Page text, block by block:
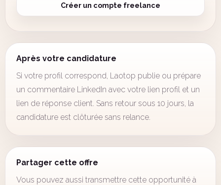
Créer un compte freelance
Après votre candidature
Si votre profil correspond, Laotop publie ou prépare
un commentaire LinkedIn avec votre lien profil et un
lien de réponse client. Sans retour sous 10 jours, la
candidature est clôturée sans relance.
Partager cette offre
Vous pouvez aussi transmettre cette opportunité à